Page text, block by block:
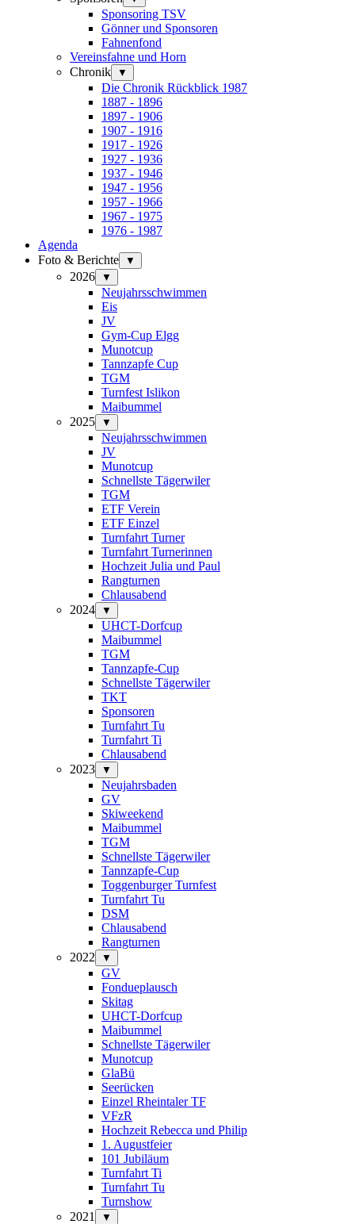
Sponsoring TSV
Gönner und Sponsoren
Fahnenfond
Vereinsfahne und Horn
Chronik
▼
Die Chronik Rückblick 1987
1887 - 1896
1897 - 1906
1907 - 1916
1917 - 1926
1927 - 1936
1937 - 1946
1947 - 1956
1957 - 1966
1967 - 1975
1976 - 1987
Agenda
Foto & Berichte
▼
2026 ▼
Neujahrsschwimmen
Eis
JV
Gym-Cup Elgg
Munotcup
Tannzapfe Cup
TGM
Turnfest Islikon
Maibummel
2025
▼
Neujahrsschwimmen
JV
Munotcup
Schnellste Tägerwiler
TGM
ETF Verein
ETF Einzel
Turnfahrt Turner
Turnfahrt Turnerinnen
Hochzeit Julia und Paul
Rangturnen
Chlausabend
2024
▼
UHCT-Dorfcup
Maibummel
TGM
Tannzapfe-Cup
Schnellste Tägerwiler
TKT
Sponsoren
Turnfahrt Tu
Turnfahrt Ti
Chlausabend
2023
▼
Neujahrsbaden
GV
Skiweekend
Maibummel
TGM
Schnellste Tägerwiler
Tannzapfe-Cup
Toggenburger Turnfest
Turnfahrt Tu
DSM
Chlausabend
Rangturnen
2022
▼
GV
Fondueplausch
Skitag
UHCT-Dorfcup
Maibummel
Schnellste Tägerwiler
Munotcup
GlaBü
Seerücken
Einzel Rheintaler TF
VFzR
Hochzeit Rebecca und Philip
1. Augustfeier
101 Jubiläum
Turnfahrt Ti
Turnfahrt Tu
Turnshow
2021
▼